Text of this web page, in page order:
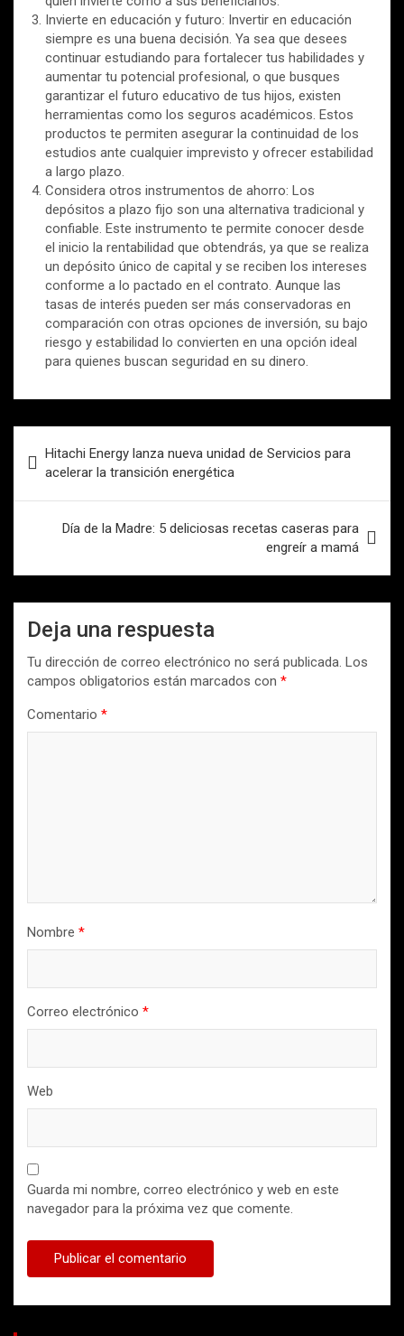
Invierte en educación y futuro: Invertir en educación
siempre es una buena decisión. Ya sea que desees
continuar estudiando para fortalecer tus habilidades y
aumentar tu potencial profesional, o que busques
garantizar el futuro educativo de tus hijos, existen
herramientas como los seguros académicos. Estos
productos te permiten asegurar la continuidad de los
estudios ante cualquier imprevisto y ofrecer estabilidad
a largo plazo.
Considera otros instrumentos de ahorro: Los
depósitos a plazo fijo son una alternativa tradicional y
confiable. Este instrumento te permite conocer desde
el inicio la rentabilidad que obtendrás, ya que se realiza
un depósito único de capital y se reciben los intereses
conforme a lo pactado en el contrato. Aunque las
tasas de interés pueden ser más conservadoras en
comparación con otras opciones de inversión, su bajo
riesgo y estabilidad lo convierten en una opción ideal
para quienes buscan seguridad en su dinero.
de
entradas
Hitachi Energy lanza nueva unidad de Servicios para
acelerar la transición energética
Día de la Madre: 5 deliciosas recetas caseras para
engreír a mamá
Deja una respuesta
Tu dirección de correo electrónico no será publicada. Los
campos obligatorios están marcados con *
Comentario *
Nombre *
Correo electrónico *
Web
Guarda mi nombre, correo electrónico y web en este
navegador para la próxima vez que comente.